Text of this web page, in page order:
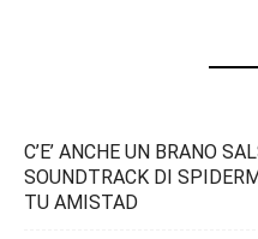
C’E’ ANCHE UN BRANO
SOUNDTRACK DI
TU AMISTAD